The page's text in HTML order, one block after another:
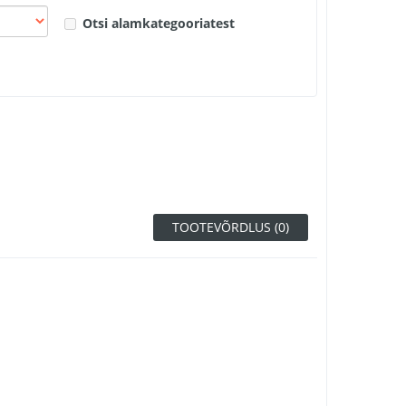
Otsi alamkategooriatest
TOOTEVÕRDLUS (0)